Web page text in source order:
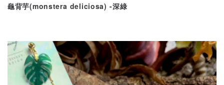
龜背芋(monstera deliciosa) -深綠